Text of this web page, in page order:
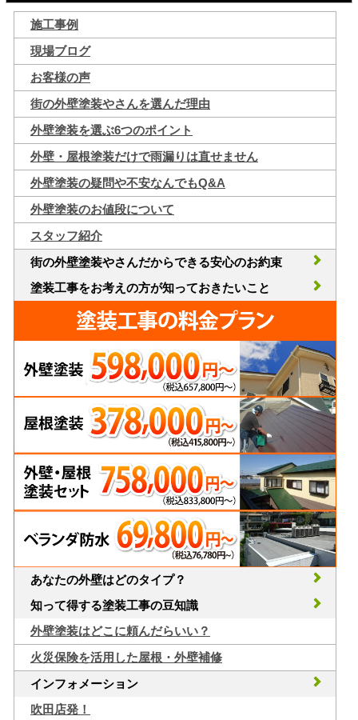
施工事例
現場ブログ
お客様の声
街の外壁塗装やさんを選んだ理由
外壁塗装を選ぶ6つのポイント
外壁・屋根塗装だけで雨漏りは直せません
外壁塗装の疑問や不安なんでもQ&A
外壁塗装のお値段について
スタッフ紹介
街の外壁塗装やさんだからできる安心のお約束
塗装工事をお考えの方が知っておきたいこと
あなたの外壁はどのタイプ？
知って得する塗装工事の豆知識
外壁塗装はどこに頼んだらいい？
火災保険を活用した屋根・外壁補修
インフォメーション
吹田店発！